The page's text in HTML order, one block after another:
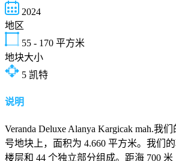
2024
地区
55 - 170 平方米
地块大小
5 凯特
说明
Veranda Deluxe Alanya Kargicak mah.我
号地块上，面积为 4.660 平方米。我们
楼层和 44 个独立部分组成。距海 700 米